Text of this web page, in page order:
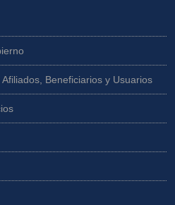
Beneficiarios y Usuarios